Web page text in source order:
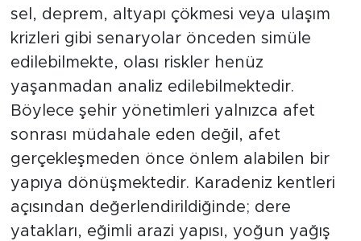
sel, deprem, altyapı çökmesi veya ulaşım
krizleri gibi senaryolar önceden simüle
edilebilmekte, olası riskler henüz
yaşanmadan analiz edilebilmektedir.
Böylece şehir yönetimleri yalnızca afet
sonrası müdahale eden değil, afet
gerçekleşmeden önce önlem alabilen bir
yapıya dönüşmektedir. Karadeniz kentleri
açısından değerlendirildiğinde; dere
yatakları, eğimli arazi yapısı, yoğun yağış